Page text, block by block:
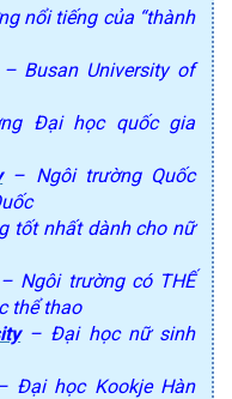
nổi tiếng của “thành
Busan University of
Đại học quốc gia
– Ngôi trường Quốc
tốt nhất dành cho nữ
Ngôi trường có THẾ
thể thao
– Đại học nữ sinh
học Kookje Hàn